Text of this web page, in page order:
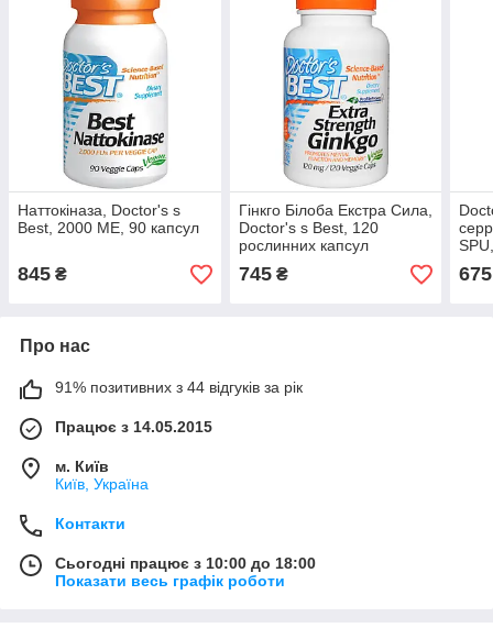
Наттокіназа, Doctor's s
Best, 2000 ME, 90 капсул
845 ₴
Гінкго Білоба Екстра Сила,
Doctor's s Best, 120
рослинних капсул
745₴ 675
Про нас
91% позитивних з 44 відгуків за рік
Працює з 14.05.2015
м. Київ
Київ, Україна
Контакти
Сьогодні працює з 10:00 до 18:00
Показати весь графік роботи